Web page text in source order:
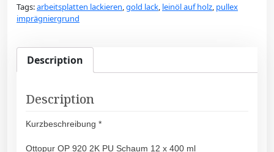
Tags:arbeitsplatten lackieren,gold lack, leinöl auf holz, pullex
imprägniergrund
Description
Description
Kurzbeschreibung *
Ottopur OP 920 2K PU Schaum 12 x 400 ml